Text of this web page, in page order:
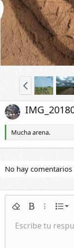
Mucha arena.
No hay
Quitar formato
NegritaMásLista
ItálicaSubrayarTachado
Formato de párrafo
Normal
VídeosGaleríaCitar
RehacerCambiar editor
Escribe tu